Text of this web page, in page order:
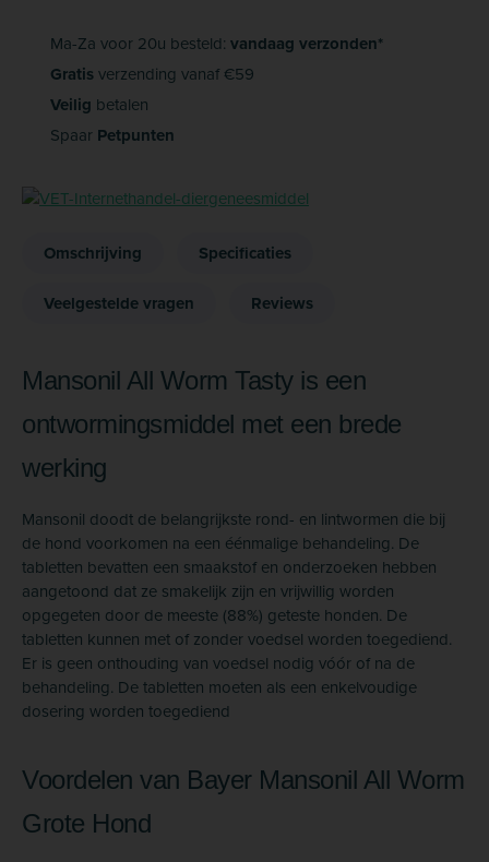
Ma-Za voor 20u besteld: vandaag verzonden*
Gratisverzending vanaf €59
Veilig betalen
Spaar Petpunten
Omschrijving Specificaties
Veelgestelde vragen Reviews
Mansonil All Worm Tasty is een
ontwormingsmiddel met een brede
werking
Mansonil doodt de belangrijkste rond- en lintwormen die bij
de hond voorkomen na een éénmalige behandeling. De
tabletten bevatten een smaakstof en onderzoeken hebben
aangetoond dat ze smakelijk zijn en vrijwillig worden
opgegeten door de meeste (88%) geteste honden. De
tabletten kunnen met of zonder voedsel worden toegediend.
Er is geen onthouding van voedsel nodig vóór of na de
behandeling. De tabletten moeten als een enkelvoudige
dosering worden toegediend
Voordelen van Bayer Mansonil All Worm
Grote Hond